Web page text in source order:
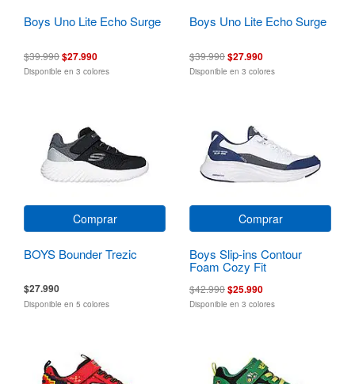
Boys Uno Lite Echo Surge
$39.990$27.990
Disponible en 3 colores
Boys Uno Lite Echo Surge
$39.990$27.990
Disponible en 3 colores
Comprar
BOYS Bounder Trezic
$27.990
Disponible en 5 colores
Comprar
Boys Slip-ins Contour
Foam Cozy Fit
$42.990$25.990
Disponible en 3 colores